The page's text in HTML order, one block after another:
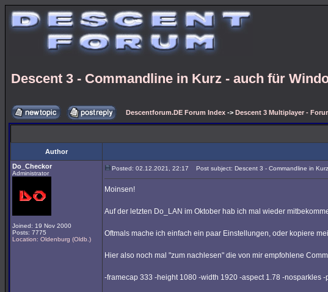
Descent 3 - Commandline in Kurz - auch für
Descentforum.DE Forum Index -> Descent 3 Multiplayer -
Author
Do_Checkor
Administrator
Joined: 19 Nov 2000
Posts: 7775
Location: Oldenburg (Oldb.)
Posted: 02.12.2021, 22:17 Post subject: Descent 3 - Commandline in
Moinsen!
Auf der letzten Do_LAN im Oktober hab ich mal wieder
Oftmals mache ich einfach ein paar Einstellungen, oder kopiere
Hier also noch mal "zum nachlesen" die von mir empfohlene
-framecap 333 -height 1080 -width 1920 -aspect 1.78 -